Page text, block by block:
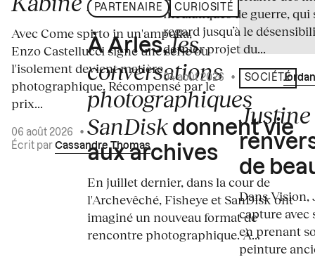
Avec Come spirto in un'ampolla,
Enzo Castellucci signe une série où
l'isolement devient matière
photographique. Récompensé par le
prix...
06 août 2026
•
Écrit par Cassandre Thomas
PARTENAIRE CURIOSITÉ
À Arles,les
conversations
photographiques
SanDisk donnent vie
aux archives
En juillet dernier, dans la cour de
l'Archevêché, Fisheye et SanDisk ont
imaginé un nouveau format de
rencontre photographique. À...
médiatiques de guerre, qui
regard jusqu’à le
dernier projet du...
04 août 2026 • Écrit par
SOCIÉTÉ
de
Dans
capture avec
en prenant
peinture